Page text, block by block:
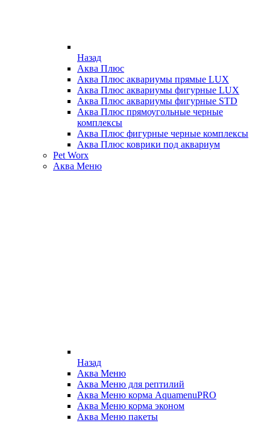
Назад
Аква Плюс
Аква Плюс аквариумы прямые LUX
Аква Плюс аквариумы фигурные LUX
Аква Плюс аквариумы фигурные STD
Аква Плюс прямоугольные черные
комплексы
Аква Плюс фигурные черные комплексы
Аква Плюс коврики под аквариум
Pet Worx
Аква Меню
Назад
Аква Меню
Аква Меню для рептилий
Аква Меню корма AquamenuPRO
Аква Меню корма эконом
Аква Меню пакеты